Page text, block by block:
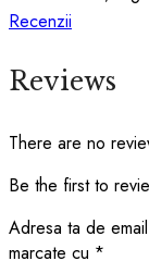
Recenzii
Reviews
There are no
Be the first to
Adresa ta de
marcate cu *